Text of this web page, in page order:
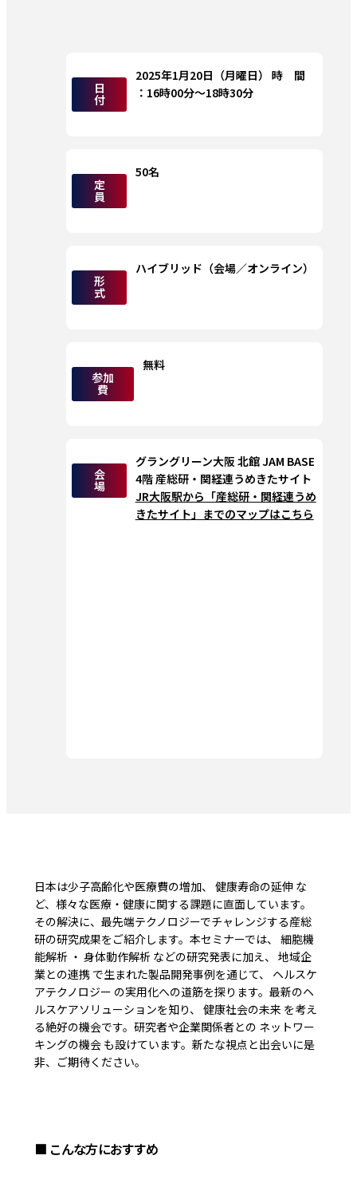
日
付
2025年1月20日（月曜日） 時　間
：16時00分～18時30分
定
員
50名
形
式
ハイブリッド（会場／オンライン）
参加
費
無料
会
場
グラングリーン大阪 北館 JAM BASE
4階 産総研・関経連うめきたサイト
JR大阪駅から「産総研・関経連うめ
きたサイト」までのマップはこちら
日本は少子高齢化や医療費の増加、 健康寿命の延伸 な
ど、様々な医療・健康に関する課題に直面しています。
その解決に、最先端テクノロジーでチャレンジする産総
研の研究成果をご紹介します。本セミナーでは、 細胞機
能解析 ・ 身体動作解析 などの研究発表に加え、 地域企
業との連携 で生まれた製品開発事例を通じて、 ヘルスケ
アテクノロジー の実用化への道筋を探ります。最新のヘ
ルスケアソリューションを知り、 健康社会の未来 を考え
る絶好の機会です。研究者や企業関係者との ネットワー
キングの機会 も設けています。新たな視点と出会いに是
非、ご期待ください。
■ こんな方におすすめ